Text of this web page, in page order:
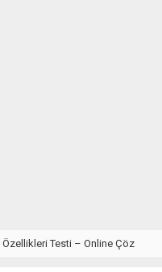
Özellikleri Testi – Online Çöz